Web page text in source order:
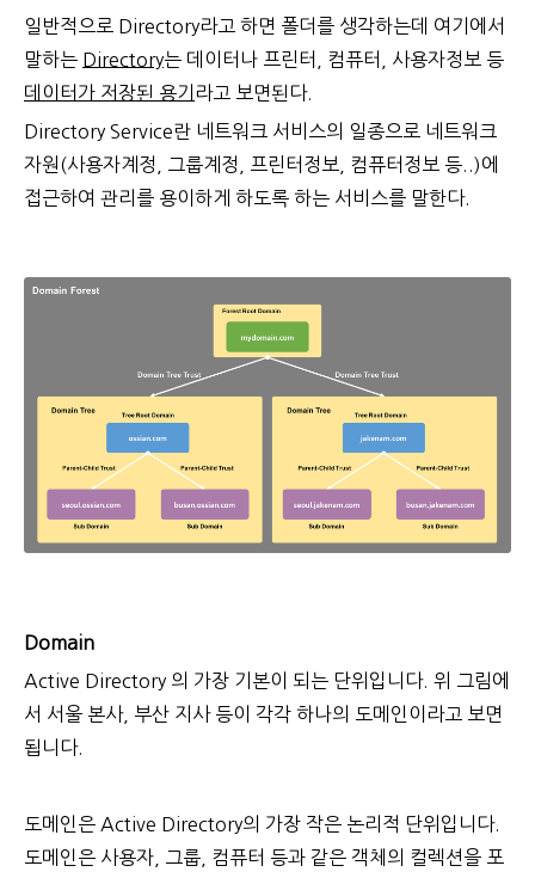
일반적으로 Directory라고 하면 폴더를 생각하는데 여기에서
말하는 Directory는 데이터나 프린터, 컴퓨터, 사용자정보 등
데이터가 저장된 용기 라고 보면된다.
Directory Service란 네트워크 서비스의 일종으로 네트워크
자원(사용자계정, 그룹계정, 프린터정보, 컴퓨터정보 등..)에
접근하여 관리를 용이하게 하도록 하는 서비스를 말한다.
Domain
Active Directory 의 가장 기본이 되는 단위입니다. 위 그림에
서 서울 본사, 부산 지사 등이 각각 하나의 도메인이라고 보면
됩니다.
도메인은 Active Directory의 가장 작은 논리적 단위입니다.
도메인은 사용자, 그룹, 컴퓨터 등과 같은 객체의 컬렉션을 포